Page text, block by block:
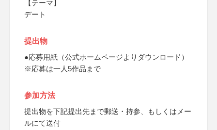
【テーマ】
デート
提出物
●応募用紙（公式ホームページよりダウンロード）
※応募は一人5作品まで
参加方法
提出物を下記提出先まで郵送・持参、もしくはメー
ルにて送付